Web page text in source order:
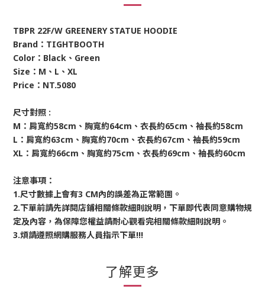
TBPR 22F/W GREENERY STATUE HOODIE
Brand：TIGHTBOOTH
Color：Black、Green
Size：M、L、XL
Price：NT.5080
尺寸對照 :
M：肩寬約58cm、胸寬約64cm、衣長約65cm、袖長約58cm
L：肩寬約63cm、胸寬約70cm、衣長約67cm、袖長約59cm
XL：肩寬約66cm、胸寬約75cm、衣長約69cm、袖長約60cm
注意事項：
1.尺寸數據上會有3 CM內的誤差為正常範圍。
2.下單前請先詳閱店鋪相關條款細則說明，下單即代表同意購物規
定及內容，為保障您權益請耐心觀看完相關條款細則說明。
3.煩請遵照網購服務人員指示下單!!!
了解更多